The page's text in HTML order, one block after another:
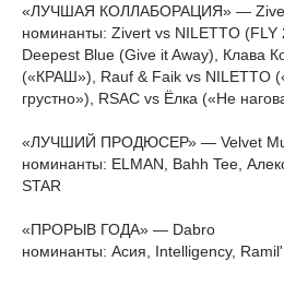
«ЛУЧШАЯ КОЛЛАБОРАЦИЯ» —
номинанты: Zivert vs NILETTO (FLY
Deepest Blue (Give it Away), Клава
(«КРАШ»), Rauf & Faik vs NILETTO
грустно»), RSAC vs Ёлка («Не
«ЛУЧШИЙ ПРОДЮСЕР» — Velvet
номинанты: ELMAN, Bahh Tee,
STAR
«ПРОРЫВ ГОДА» — Dabro
номинанты: Асия, Intelligency,